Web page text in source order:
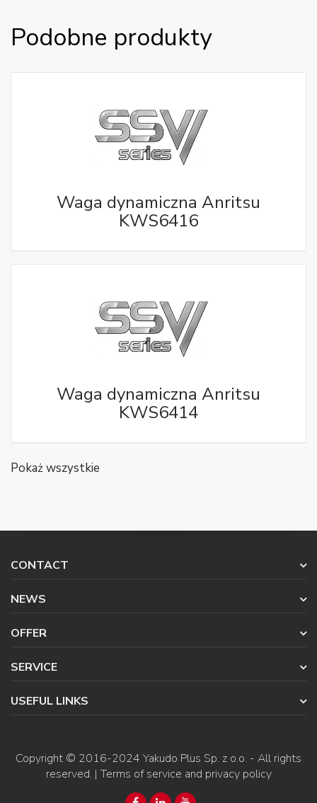
Podobne produkty
Waga dynamiczna Anritsu
KWS6416
Waga dynamiczna Anritsu
KWS6414
Pokaż wszystkie
CONTACT
NEWS
OFFER
SERVICE
USEFUL LINKS
Copyright © 2016-2024 Yakudo Plus Sp. z o.o. - All rights
reserved. |Terms of service and privacy policy